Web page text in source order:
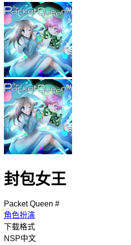
封包女王
Packet Queen #
角色扮演
下载格式
NSP中文